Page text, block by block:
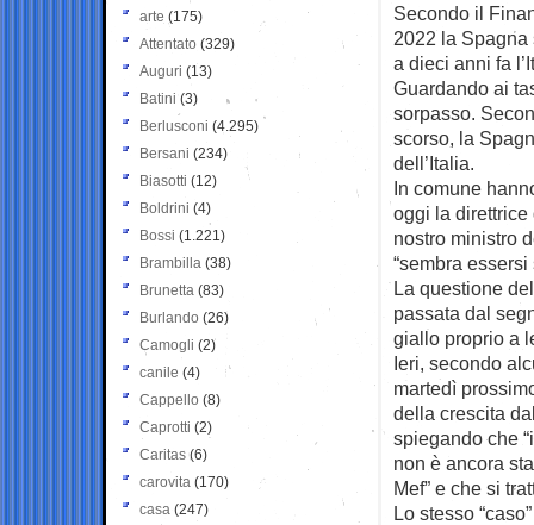
Secondo il
2022 la Spagna
a dieci anni fa
Guardando ai
sorpasso.
scorso, la
dell’Italia.
In comune
oggi la direttrice
nostro ministro
“sembra
La questione
passata dal
giallo proprio a
Ieri, secondo
martedì
della crescita
spiegando che
non è ancora
Mef” e che si
Lo stesso
arte (175)
Attentato (329)
Auguri (13)
Batini (3)
Berlusconi (4.295)
Bersani (234)
Biasotti (12)
Boldrini (4)
Bossi (1.221)
Brambilla (38)
Brunetta (83)
Burlando (26)
Camogli (2)
canile (4)
Cappello (8)
Caprotti (2)
Caritas (6)
carovita (170)
casa (247)